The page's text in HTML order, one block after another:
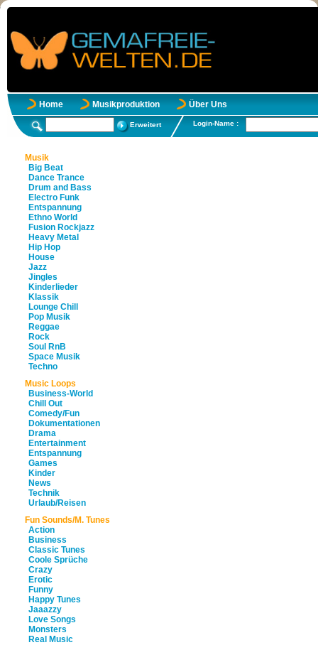
Home Musikproduktion Über Uns
Erweitert Login-Name :
Musik
Big Beat
Dance Trance
Drum and Bass
Electro Funk
Entspannung
Ethno World
Fusion Rockjazz
Heavy Metal
Hip Hop
House
Jazz
Jingles
Kinderlieder
Klassik
Lounge Chill
Pop Musik
Reggae
Rock
Soul RnB
Space Musik
Techno
Music Loops
Business-World
Chill Out
Comedy/Fun
Dokumentationen
Drama
Entertainment
Entspannung
Games
Kinder
News
Technik
Urlaub/Reisen
Fun Sounds/M. Tunes
Action
Business
Classic Tunes
Coole Sprüche
Crazy
Erotic
Funny
Happy Tunes
Jaaazzy
Love Songs
Monsters
Real Music